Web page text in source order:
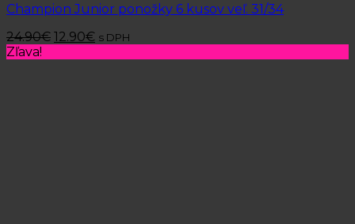
Champion Junior ponožky 6 kusov veľ. 31/34
24.90€ 12.90€ s DPH
Zľava!